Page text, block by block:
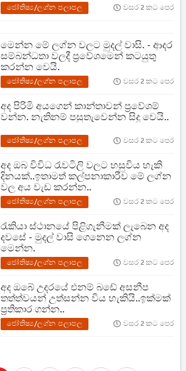
ජෝතිෂ්‍ය/ලග්න පලාපල වසර 2 කට පෙර
මෙන්න මේ ලග්න වලට මුදල් වාසි. - ආදර
සම්බන්ධතා වලදී ප්‍රවේශමෙන් කටයුතු
කරන්න වෙයි.
ජෝතිෂ්‍ය/ලග්න පලාපල වසර 2 කට පෙර
අද පිරිමි අයගෙන් කාන්තාවන් ප්‍රවේශම්
වන්න. නැතිනම් පසුතැවෙන්න සිදු වෙයි..
ජෝතිෂ්‍ය/ලග්න පලාපල වසර 2 කට පෙර
අද ඔබ විවිධ රැවටිලි වලට හසුවිය හැකි
දිනයක්..ඉතාමත් කල්පනාකාරීව මේ ලග්න
වල අය වැඩ කරන්න..
ජෝතිෂ්‍ය/ලග්න පලාපල වසර 2 කට පෙර
රැකියා ස්ථානයේ පිළිගැනීමක් ලැබෙන අද
දවසේ - මුදල් වාසි ගෙනෙන ලග්න
මෙන්න.
ජෝතිෂ්‍ය/ලග්න පලාපල වසර 2 කට පෙර
අද ඔබේ උදරයේ එනම් බඩේ අසනීප
තත්ත්වයන් උත්සන්න විය හැකියි..ඉක්මක්
ප්‍රතිකාර ගන්න..
ජෝතිෂ්‍ය/ලග්න පලාපල වසර 2 කට පෙර